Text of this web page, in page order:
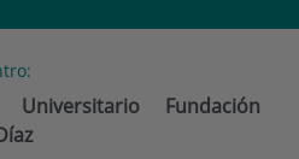
Universitario Fundación